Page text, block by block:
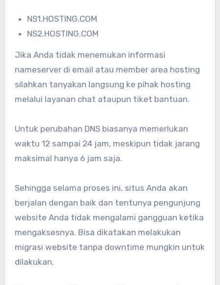
NS1.HOSTING.COM
NS2.HOSTING.COM
Jika Anda tidak menemukan informasi
nameserver di email atau member area hosting
silahkan tanyakan langsung ke pihak hosting
melalui layanan chat ataupun tiket bantuan.
Untuk perubahan DNS biasanya memerlukan
waktu 12 sampai 24 jam, meskipun tidak jarang
maksimal hanya 6 jam saja.
Sehingga selama proses ini, situs Anda akan
berjalan dengan baik dan tentunya pengunjung
website Anda tidak mengalami gangguan ketika
mengaksesnya. Bisa dikatakan melakukan
migrasi website tanpa downtime mungkin untuk
dilakukan.